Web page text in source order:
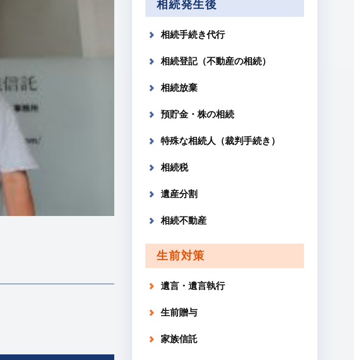
相続発生後
相続手続き代行
相続登記（不動産の相続）
相続放棄
預貯金・株の相続
特殊な相続人（裁判手続き）
相続税
遺産分割
相続不動産
生前対策
遺言・遺言執行
生前贈与
家族信託